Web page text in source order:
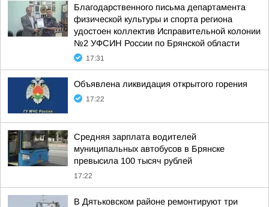
Благодарственного письма департамента
физической культуры и спорта региона
удостоен коллектив Исправительной колонии
№2 УФСИН России по Брянской области
17:31
Объявлена ликвидация открытого горения
17:22
Средняя зарплата водителей
муниципальных автобусов в Брянске
превысила 100 тысяч рублей
17:22
В Дятьковском районе ремонтируют три